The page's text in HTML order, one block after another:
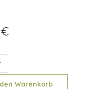
Warenkorb